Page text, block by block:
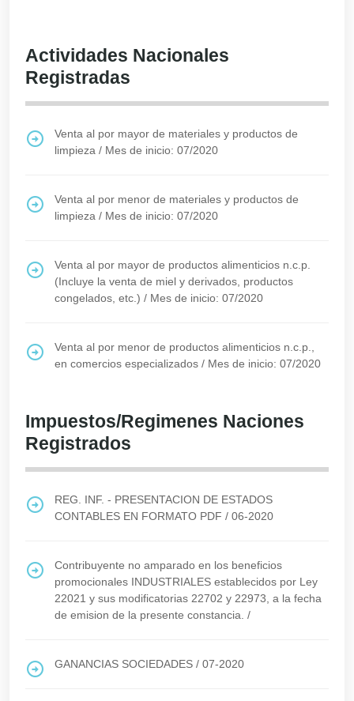
Actividades Nacionales
Registradas
Venta al por mayor de materiales y productos de
limpieza / Mes de inicio: 07/2020
Venta al por menor de materiales y productos de
limpieza / Mes de inicio: 07/2020
Venta al por mayor de productos alimenticios n.c.p.
(Incluye la venta de miel y derivados, productos
congelados, etc.) / Mes de inicio: 07/2020
Venta al por menor de productos alimenticios n.c.p.,
en comercios especializados / Mes de inicio: 07/2020
Impuestos/Regimenes Naciones
Registrados
REG. INF. - PRESENTACION DE ESTADOS
CONTABLES EN FORMATO PDF / 06-2020
Contribuyente no amparado en los beneficios
promocionales INDUSTRIALES establecidos por Ley
22021 y sus modificatorias 22702 y 22973, a la fecha
de emision de la presente constancia. /
GANANCIAS SOCIEDADES / 07-2020